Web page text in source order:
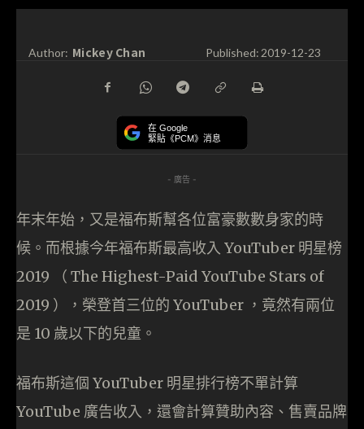
Author: Mickey Chan Published:2019-12-23
在 Google
緊貼《PCM》消息
- 廣告 -
年末年始，又是福布斯幫各位富豪數數身家的時
候。而根據今年福布斯最高收入 YouTuber 明星榜
2019 （ The Highest-Paid YouTube Stars of
2019 ），榮登首三位的 YouTuber ，竟然有兩位
是 10 歲以下的兒童。
福布斯這個 YouTuber 明星排行榜不單計算
YouTube 廣告收入，還會計算贊助內容、售賣品牌